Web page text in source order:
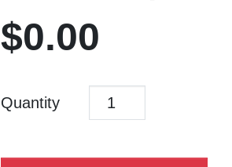
$0.00
Quantity